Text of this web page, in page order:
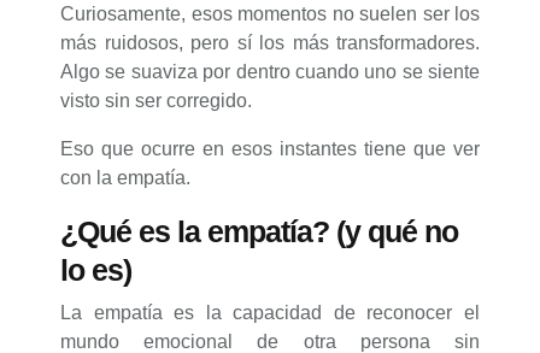
Curiosamente, esos momentos no suelen ser los
más ruidosos, pero sí los más transformadores.
Algo se suaviza por dentro cuando uno se siente
visto sin ser corregido.
Eso que ocurre en esos instantes tiene que ver
con la empatía.
¿Qué es la empatía? (y qué no
lo es)
La empatía es la capacidad de reconocer el
mundo emocional de otra persona sin